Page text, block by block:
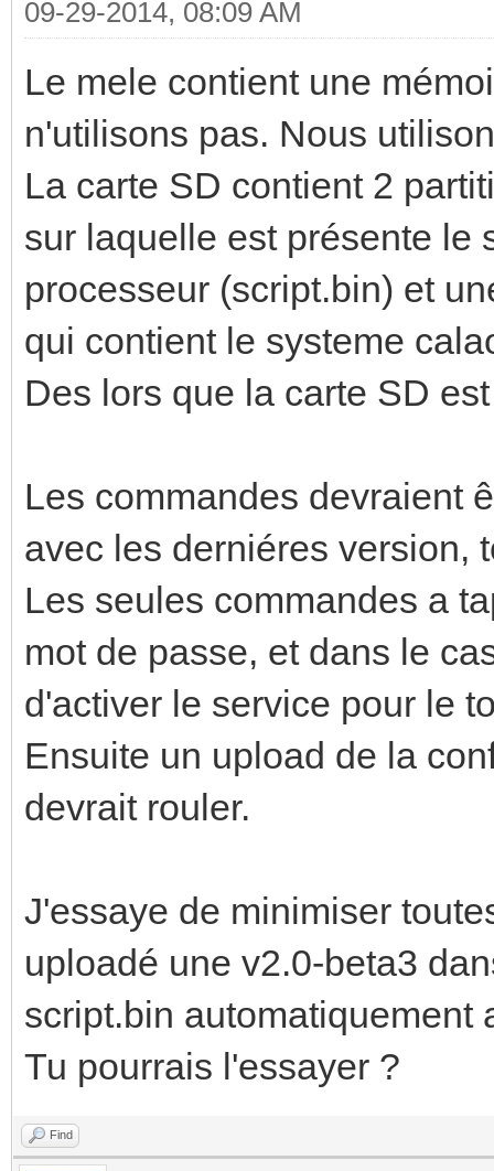
09-29-2014, 08:09 AM
Le mele contient une
n'utilisons pas. Nous
La carte SD contient 2
sur laquelle est présente le
processeur (script.bin) et
qui contient le systeme
Des lors que la carte SD
Les commandes devraient
avec les derniéres version,
Les seules commandes a
mot de passe, et dans le
d'activer le service pour le
Ensuite un upload de la
devrait rouler.
J'essaye de minimiser
uploadé une v2.0-beta3
script.bin automatiquement
Tu pourrais l'essayer ?
Find